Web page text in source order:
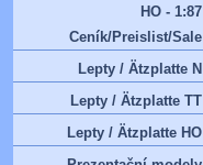
HO - 1:87
Ceník/Preislist/Sale
Lepty / Ätzplatte N
Lepty / Ätzplatte TT
Lepty / Ätzplatte HO